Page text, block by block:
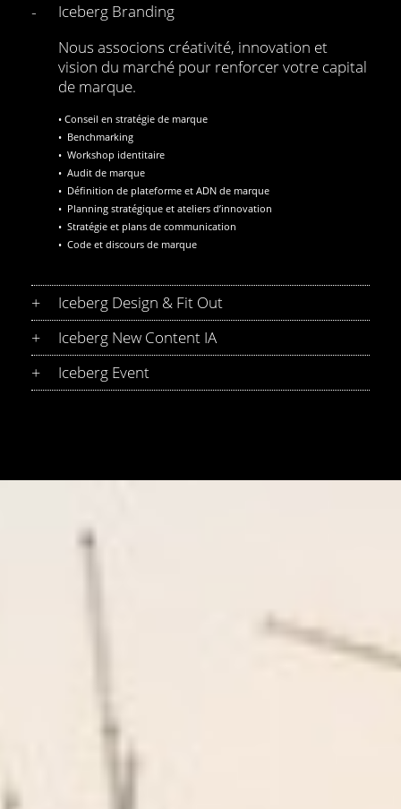
-
Iceberg Branding
Nous associons créativité, innovation et
vision du marché pour renforcer votre capital
de marque.
• Conseil en stratégie de marque
• Benchmarking
• Workshop identitaire
• Audit de marque
• Définition de plateforme et ADN de marque
• Planning stratégique et ateliers d’innovation
• Stratégie et plans de communication
• Code et discours de marque
+ Iceberg Design & Fit Out
+ Iceberg New Content IA
+ Iceberg Event